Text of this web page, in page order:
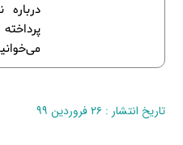
تاریخ انتشار : ۲۶ فروردین ۹۹